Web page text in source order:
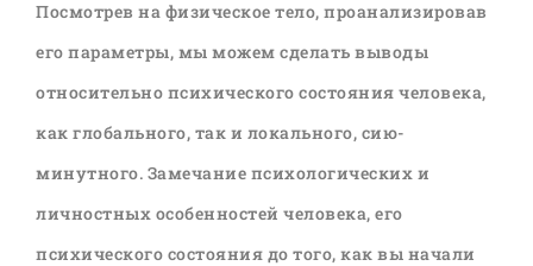
Посмотрев на физическое тело, проанализировав
его параметры, мы можем сделать выводы
относительно психического состояния человека,
как глобального, так и локального, сию-
минутного. Замечание психологических и
личностных особенностей человека, его
психического состояния до того, как вы начали